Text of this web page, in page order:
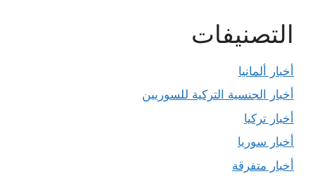
التصنيفات
أخبار ألمانيا
أخبار الجنسية التركية للسوريين
أخبار تركيا
أخبار سوريا
أخبار متفرقة